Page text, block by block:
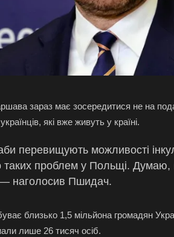
зараз має зосередитися не на
які вже живуть у країні.
перевищують можливості
проблем у Польщі.
наголосив Пшидач.
близько 1,5 мільйона громадян
лише 26 тисяч осіб.